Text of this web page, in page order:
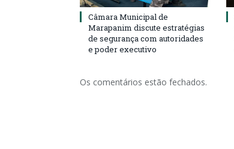
Câmara Municipal de
Marapanim discute estratégias
de segurança com autoridades
e poder executivo
Os comentários estão fechados.